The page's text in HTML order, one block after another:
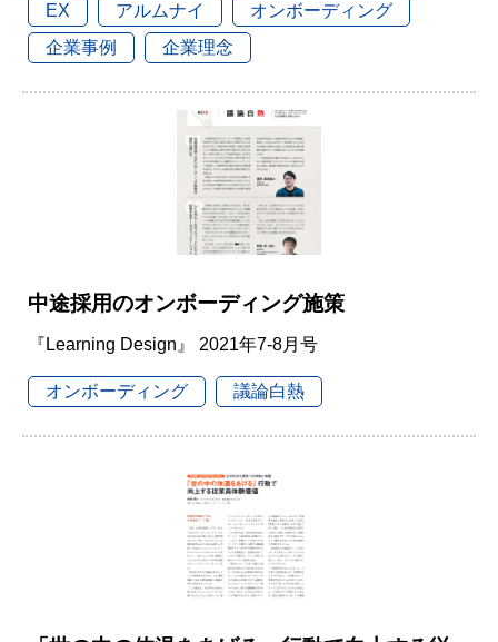
EX アルムナイ
オンボーディング
企業事例
企業理念
中途採用のオンボーディング施策
『Learning Design』 2021年7-8月号
オンボーディング 議論白熱